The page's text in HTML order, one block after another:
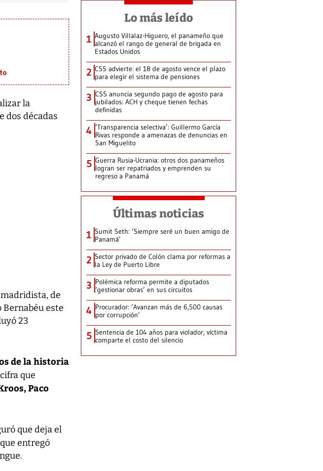
la
dos décadas
de
este
23
de la historia
que
Paco
que deja el
entregó
Lo más leído
1 Augusto Villalaz-Higuero, el panameño que
alcanzó el rango de general de brigada en
Estados Unidos
2 CSS advierte: el 18 de agosto vence el plazo
para elegir el sistema de pensiones
3 CSS anuncia segundo pago de agosto para
jubilados: ACH y cheque tienen fechas
definidas
4 ‘Transparencia selectiva’: Guillermo García
Rivas responde a amenazas de denuncias en
San Miguelito
5 Guerra Rusia-Ucrania: otros dos panameños
logran ser repatriados y emprenden su
regreso a Panamá
Últimas noticias
1 Sumit Seth: ‘Siempre seré un buen amigo de
Panamá’
2 Sector privado de Colón clama por reformas a
la Ley de Puerto Libre
3 Polémica reforma permite a diputados
‘gestionar obras’ en sus circuitos
4 Procurador: ‘Avanzan más de 6,500 causas
por corrupción’
5 Sentencia de 104 años para violador, víctima
comparte el costo del silencio